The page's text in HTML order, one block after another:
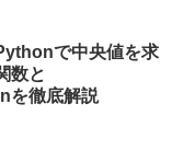
で中央値を求
数と
を徹底解説